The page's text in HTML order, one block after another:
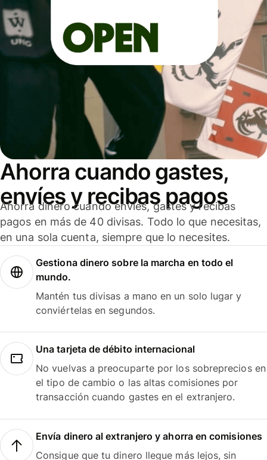
Ahorra cuando gastes,
envíes y recibas pagos
Ahorra dinero cuando envíes, gastes y recibas
pagos en más de 40 divisas. Todo lo que necesitas,
en una sola cuenta, siempre que lo necesites.
Gestiona dinero sobre la marcha en todo el
mundo.
Mantén tus divisas a mano en un solo lugar y
conviértelas en segundos.
Una tarjeta de débito internacional
No vuelvas a preocuparte por los sobreprecios en
el tipo de cambio o las altas comisiones por
transacción cuando gastes en el extranjero.
Envía dinero al extranjero y ahorra en comisiones
Consigue que tu dinero llegue más lejos, sin